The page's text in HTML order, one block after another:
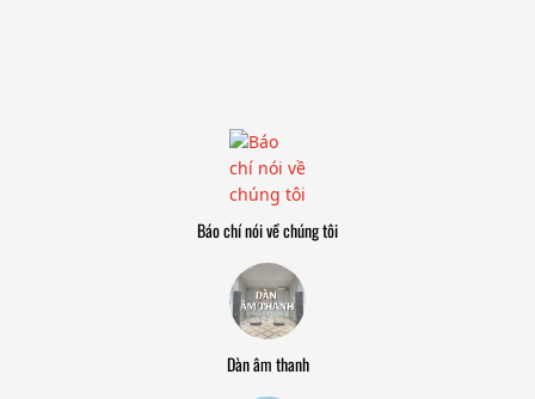
Báo chí nói về chúng tôi
Dàn âm thanh